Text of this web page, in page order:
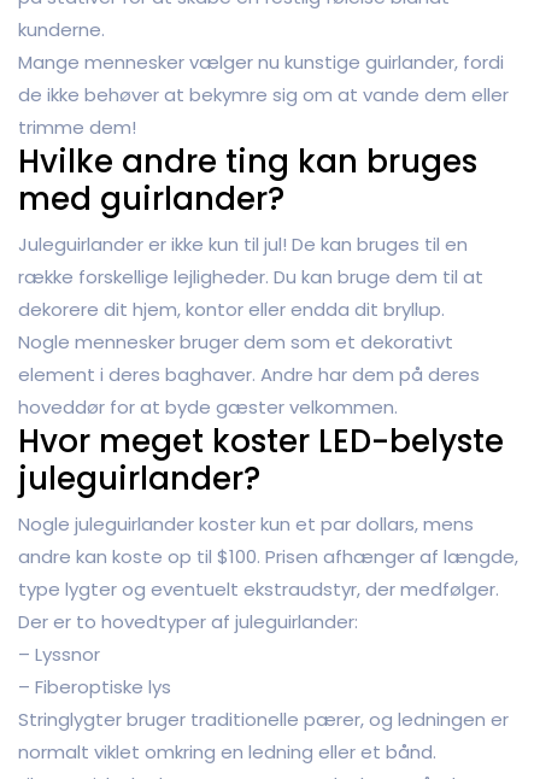
kunderne.
Mange mennesker vælger nu kunstige guirlander, fordi
de ikke behøver at bekymre sig om at vande dem eller
trimme dem!
Hvilke andre ting kan bruges
med guirlander?
Juleguirlander er ikke kun til jul! De kan bruges til en
række forskellige lejligheder. Du kan bruge dem til at
dekorere dit hjem, kontor eller endda dit bryllup.
Nogle mennesker bruger dem som et dekorativt
element i deres baghaver. Andre har dem på deres
hoveddør for at byde gæster velkommen.
Hvor meget koster LED-belyste
juleguirlander?
Nogle juleguirlander koster kun et par dollars, mens
andre kan koste op til $100. Prisen afhænger af længde,
type lygter og eventuelt ekstraudstyr, der medfølger.
Der er to hovedtyper af juleguirlander:
– Lyssnor
– Fiberoptiske lys
Stringlygter bruger traditionelle pærer, og ledningen er
normalt viklet omkring en ledning eller et bånd.